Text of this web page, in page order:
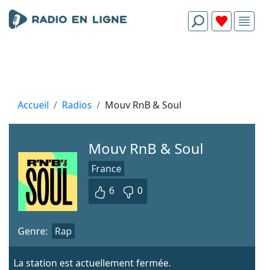
Accueil Radios Mouv RnB & Soul
Mouv RnB & Soul
France
6
0
Genre: Rap
La station est actuellement fermée.